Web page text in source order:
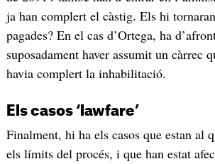
ja han complert el càstig. Els hi
pagades? En el cas d’Ortega, ha
suposadament haver assumit un càrrec
havia complert la inhabilitació.
Els casos ‘lawfare’
Finalment, hi ha els casos que estan al
els límits del procés, i que han estat